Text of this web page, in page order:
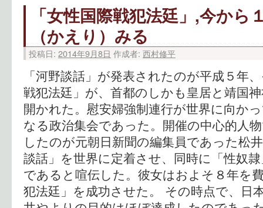
「女性国際戦犯法廷」,今から
（かえり）みる
投稿日: 2014年9月8日 作成者: 西村修平
「河野談話」が発表されたのが平成５年
戦犯法廷」が、首都のしかも皇居と靖国
開かれた。慰安婦強制連行が世界に向か
なる政治集会であった。開催の中心的人
したのが元朝日新聞の編集員であった松
談話」を世界に定着させ、同時に「性奴
であると喧伝した。彼女はおよそ８年を
犯法廷」を成功させた。 その時点で、日